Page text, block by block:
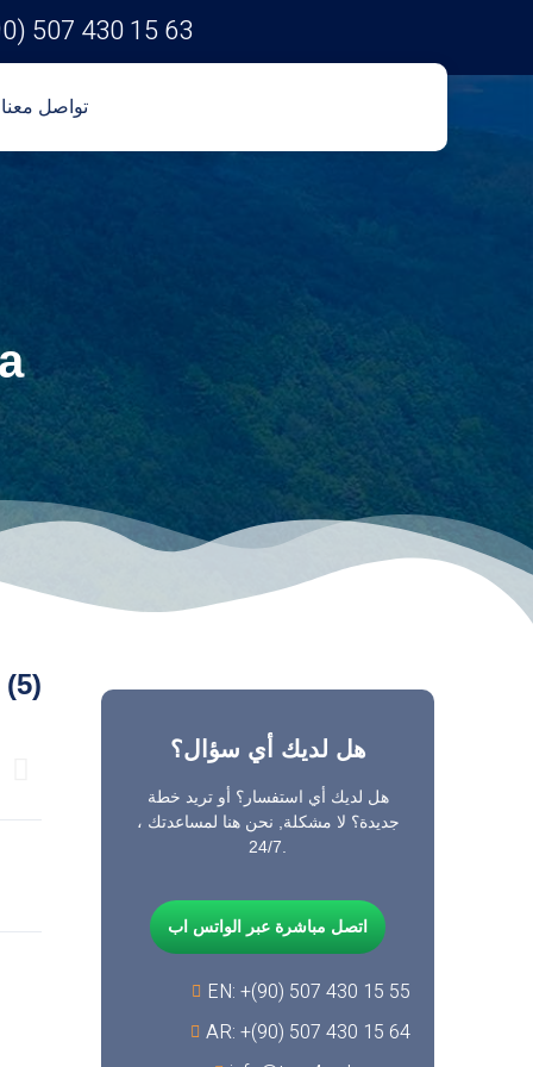
507 430 15 63
تواصل معنا
هل لديك أي سؤال؟
هل لديك أي استفسار؟ أو تريد خطة
جديدة؟ لا مشكلة, نحن هنا لمساعدتك ،
اتصل مباشرة عبر الواتس اب
EN: +(90) 507 430 15 55
AR: +(90) 507 430 15 64